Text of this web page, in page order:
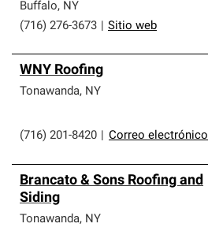
Buffalo, NY
(716) 276-3673
Sitio web
WNY Roofing
Tonawanda, NY
(716) 201-8420 Correo electrónico
Brancato & Sons Roofing and
Siding
Tonawanda, NY